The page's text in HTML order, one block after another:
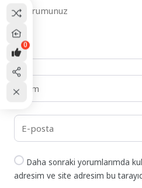
Daha sonraki yorumlarımda
adresim ve site adresim bu
0